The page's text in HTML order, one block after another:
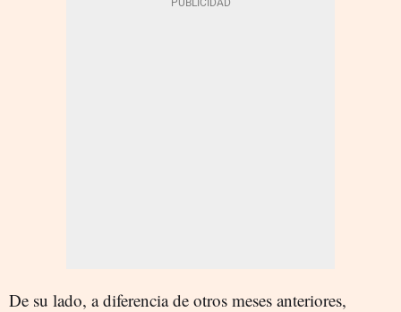
De su lado, a diferencia de otros meses anteriores,